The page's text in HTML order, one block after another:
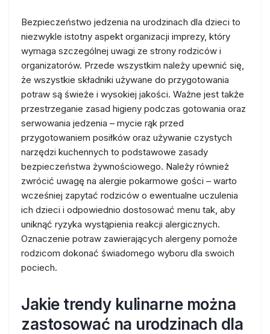
Bezpieczeństwo jedzenia na urodzinach dla dzieci to
niezwykle istotny aspekt organizacji imprezy, który
wymaga szczególnej uwagi ze strony rodziców i
organizatorów. Przede wszystkim należy upewnić się,
że wszystkie składniki używane do przygotowania
potraw są świeże i wysokiej jakości. Ważne jest także
przestrzeganie zasad higieny podczas gotowania oraz
serwowania jedzenia – mycie rąk przed
przygotowaniem posiłków oraz używanie czystych
narzędzi kuchennych to podstawowe zasady
bezpieczeństwa żywnościowego. Należy również
zwrócić uwagę na alergie pokarmowe gości – warto
wcześniej zapytać rodziców o ewentualne uczulenia
ich dzieci i odpowiednio dostosować menu tak, aby
uniknąć ryzyka wystąpienia reakcji alergicznych.
Oznaczenie potraw zawierających alergeny pomoże
rodzicom dokonać świadomego wyboru dla swoich
pociech.
Jakie trendy kulinarne można
zastosować na urodzinach dla